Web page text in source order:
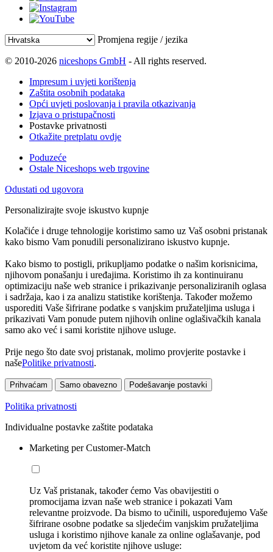
Promjena regije / jezika
© 2010-2026 niceshops GmbH - All rights reserved.
Impresum i uvjeti korištenja
Zaštita osobnih podataka
Opći uvjeti poslovanja i pravila otkazivanja
Izjava o pristupačnosti
Postavke privatnosti
Otkažite pretplatu ovdje
Poduzeće
Ostale Niceshops web trgovine
Odustati od ugovora
Personalizirajte svoje iskustvo kupnje
Kolačiće i druge tehnologije koristimo samo uz Vaš osobni pristanak
kako bismo Vam ponudili personalizirano iskustvo kupnje.
Kako bismo to postigli, prikupljamo podatke o našim korisnicima,
njihovom ponašanju i uređajima. Koristimo ih za kontinuiranu
optimizaciju naše web stranice i prikazivanje personaliziranih oglasa
i sadržaja, kao i za analizu statistike korištenja. Također možemo
usporediti Vaše šifrirane podatke s vanjskim pružateljima usluga i
prikazivati Vam ponude putem njihovih online oglašivačkih kanala
samo ako već i sami koristite njihove usluge.
Prije nego što date svoj pristanak, molimo provjerite postavke i
našePolitike privatnosti.
Prihvaćam Samo obavezno Podešavanje postavki
Politika privatnosti
Individualne postavke zaštite podataka
Marketing per Customer-Match
Uz Vaš pristanak, također ćemo Vas obavijestiti o
promocijama izvan naše web stranice i pokazati Vam
relevantne proizvode. Da bismo to učinili, uspoređujemo Vaše
šifrirane osobne podatke sa sljedećim vanjskim pružateljima
usluga i koristimo njihove kanale za online oglašavanje, pod
uvjetom da već koristite njihove usluge: